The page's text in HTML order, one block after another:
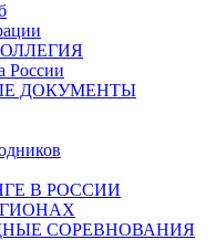
России
ДОКУМЕНТЫ
В РОССИИ
СОРЕВНОВАНИЯ